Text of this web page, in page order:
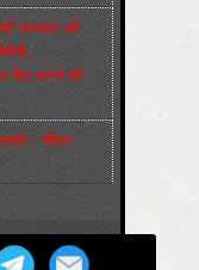
सरकार की
पैदा करने की
: जीवन